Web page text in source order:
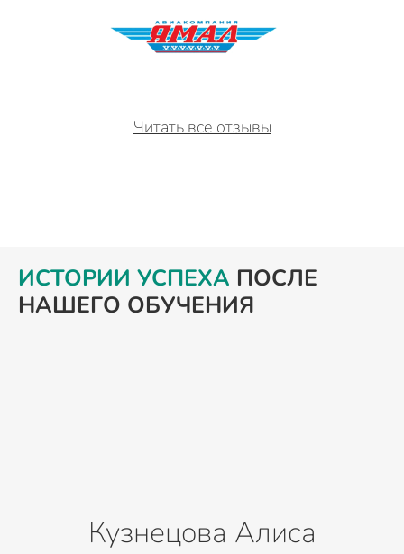
Читать все отзывы
ИСТОРИИ УСПЕХА ПОСЛЕ
НАШЕГО ОБУЧЕНИЯ
Кузнецова Алиса